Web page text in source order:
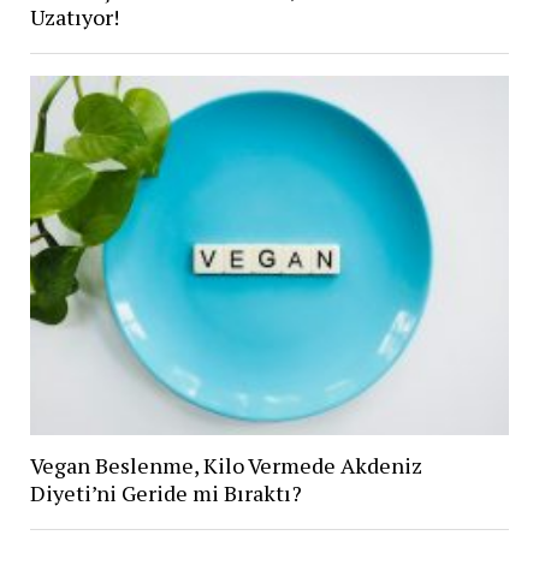
Uzatıyor!
Vegan Beslenme, Kilo Vermede Akdeniz
Diyeti’ni Geride mi Bıraktı?